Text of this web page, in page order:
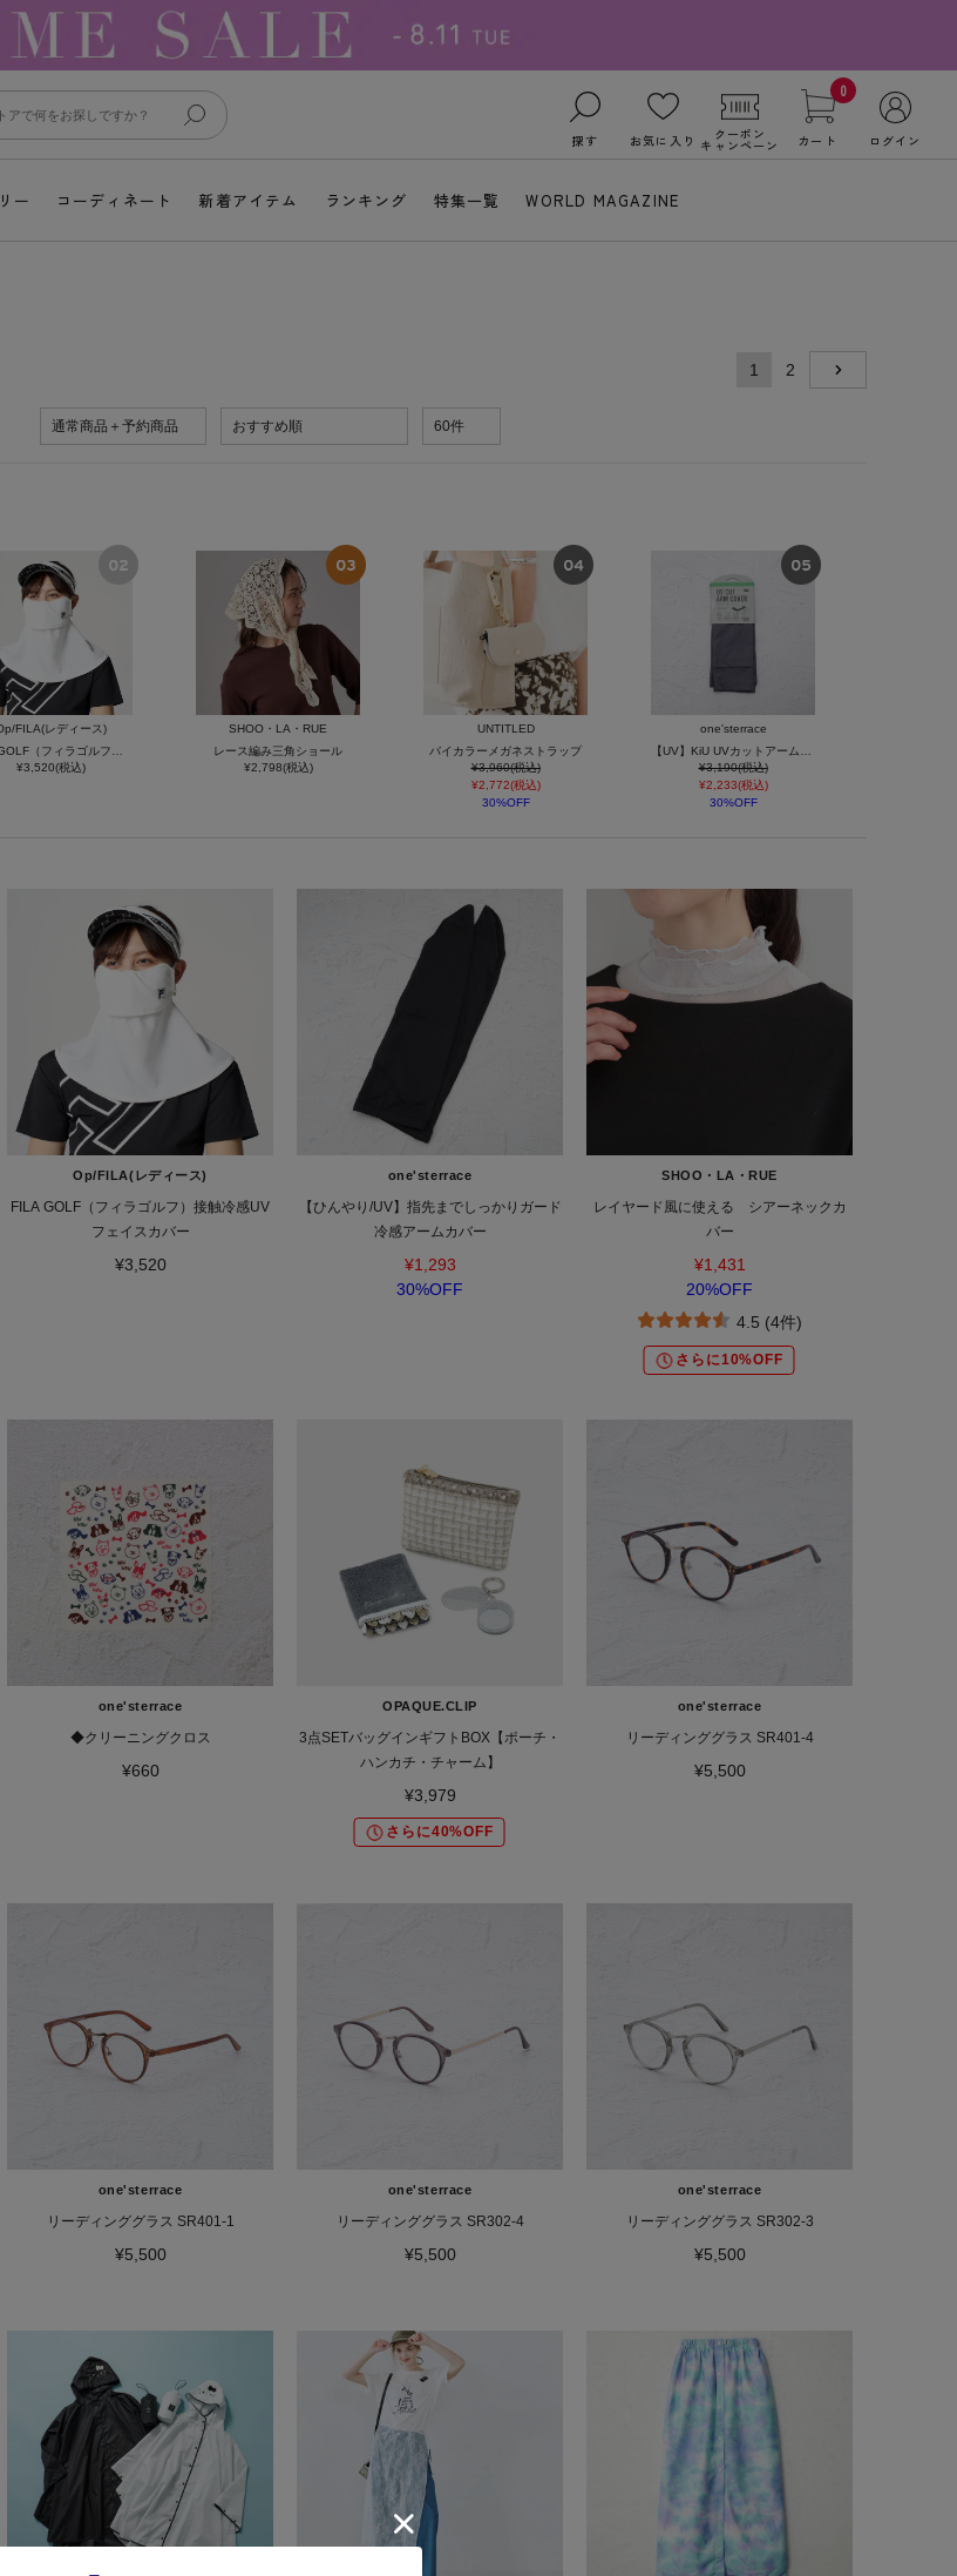
探す お気に入り クーポン
キャンペーン
0
カート ログイン
ー コーディネート 新着アイテム ランキング 特集一覧 WORLD MAGAZINE
通常商品＋予約商品 おすすめ順 60件
1
2
FILA(レディース)
¥3,520(税込)
SHOO・LA・RUE
レース編み三角ショール
¥2,798(税込)
UNTITLED
バイカラーメガネストラップ
¥3,960(税込)
¥2,772(税込)
30%OFF
one'sterrace
¥3,190(税込)
¥2,233(税込)
30%OFF
Op/FILA(レディース)
FILA GOLF（フィラゴルフ）接触冷感UV
フェイスカバー
¥3,520
one'sterrace
【ひんやり/UV】指先までしっかりガード
冷感アームカバー
¥1,293
30%OFF
SHOO・LA・RUE
レイヤード風に使える シアーネックカ
バー
¥1,431
20%OFF
4.5 (4件)
さらに10%OFF
one'sterrace
◆クリーニングクロス
¥660
OPAQUE.CLIP
3点SETバッグインギフトBOX【ポーチ・
ハンカチ・チャーム】
¥3,979
さらに40%OFF
one'sterrace
リーディンググラス SR401-4
¥5,500
one'sterrace
リーディンググラス SR401-1
¥5,500
one'sterrace
リーディンググラス SR302-4
¥5,500
one'sterrace
リーディンググラス SR302-3
¥5,500